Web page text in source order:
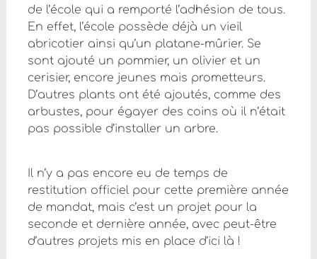
de l’école qui a remporté l’adhésion de tous.
En effet, l’école possède déjà un vieil
abricotier ainsi qu’un platane-mûrier. Se
sont ajouté un pommier, un olivier et un
cerisier, encore jeunes mais prometteurs.
D’autres plants ont été ajoutés, comme des
arbustes, pour égayer des coins où il n’était
pas possible d’installer un arbre.
Il n’y a pas encore eu de temps de
restitution officiel pour cette première année
de mandat, mais c’est un projet pour la
seconde et dernière année, avec peut-être
d’autres projets mis en place d’ici là !